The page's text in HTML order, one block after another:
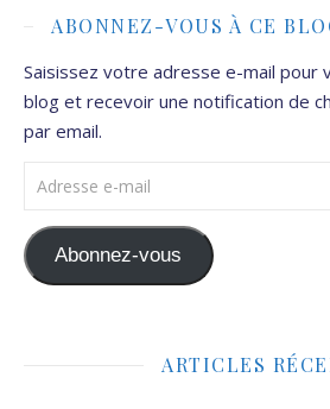
ABONNEZ-VOUS À CE
Saisissez votre adresse e-mail pour
blog et recevoir une notification de
par email.
Adresse e-mail
Abonnez-vous
ARTICLES